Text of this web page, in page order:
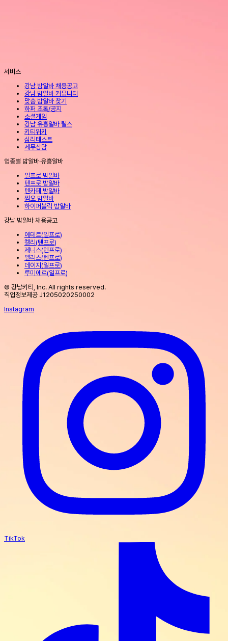
서비스
강남 밤알바 채용공고
강남 밤알바 커뮤니티
맞춤 밤알바 찾기
하퍼 초톡/공지
소셜게임
강남 유흥알바 릴스
키티위키
심리테스트
세무상담
업종별 밤알바·유흥알바
일프로 밤알바
텐프로 밤알바
텐카페 밤알바
쩜오 밤알바
하이퍼블릭 밤알바
강남 밤알바 채용공고
에테르(일프로)
켈리 (텐프로)
제니스(텐프로)
엘리스(텐프로)
데이지 (일프로)
루미에르(일프로)
© 강남키티, Inc. All rights reserved.
직업정보제공 J1205020250002
Instagram
TikTok